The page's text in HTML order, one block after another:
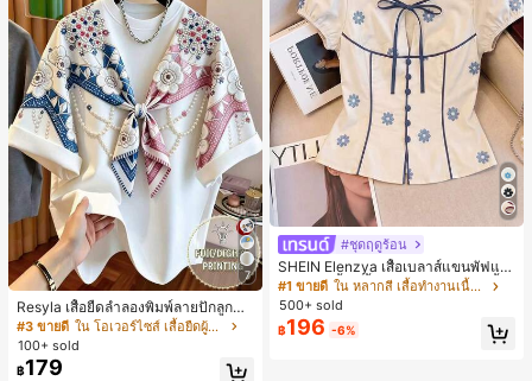
7
Resyla เสื้อยืดลำลองพิมพ์ลายปักลูกปัด
รูปโบว์ขนาดใหญ่สำหรับผู้หญิง
#3 ขายดี
ใน โอเวอร์ไซส์ เสื้อยืดผู้หญิง
100+ sold
฿179
#ชุดฤดูร้อน
SHEIN Elenzya เสื้อเบลาส์แขนพัฟแต่
งระบายสีพื้นสีน้ำเงินสำหรับผู้หญิง, เสื้อ
ครอปเข้ารูปผูกโบว์คอวีตัดกันสำหรับฤ
ดูร้อน
#1 ขายดี
ใน หลากสี เสื้อทำงานเนื้อผ้านุ่ม
500+ sold
฿196 -6%